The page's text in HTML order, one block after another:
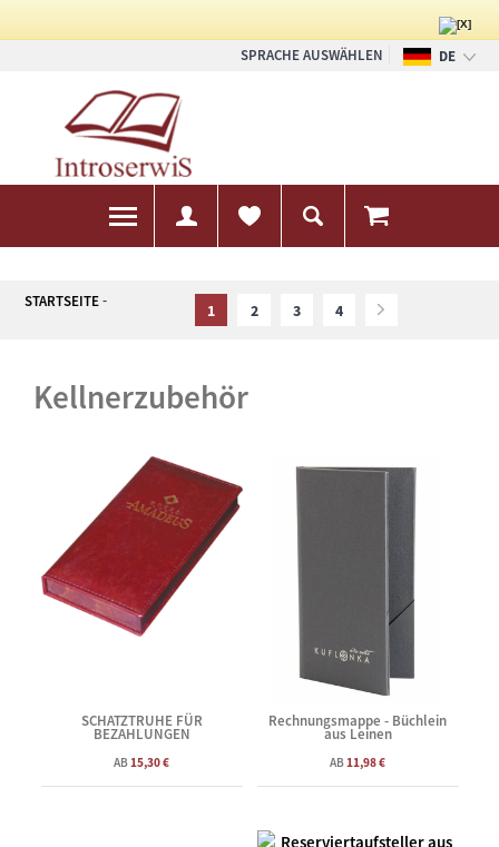
SPRACHE AUSWÄHLEN
DE
STARTSEITE 1 2 3 4
kellnerzubehör
SCHATZTRUHE FÜR
BEZAHLUNGEN
AB 15,30 €
Rechnungsmappe - Büchlein
aus Leinen
AB 11,98 €